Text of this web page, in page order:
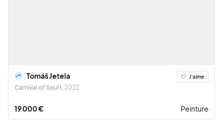
Tomáš Jetela
Carnival of Soul I 2022
J'aime
19 000 € Peinture